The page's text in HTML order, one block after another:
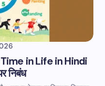
in Life in Hindi
निबंध